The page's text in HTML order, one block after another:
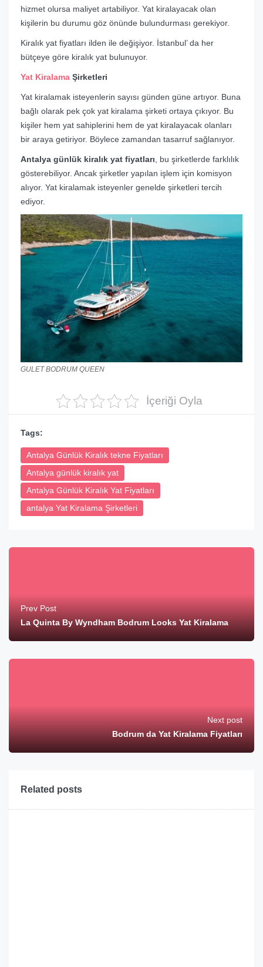
hizmet olursa maliyet artabiliyor. Yat kiralayacak olan
kişilerin bu durumu göz önünde bulundurması gerekiyor.
Kiralık yat fiyatları ilden ile değişiyor. İstanbul’ da her
bütçeye göre kiralık yat bulunuyor.
Yat Kiralama Şirketleri
Yat kiralamak isteyenlerin sayısı günden güne artıyor. Buna
bağlı olarak pek çok yat kiralama şirketi ortaya çıkıyor. Bu
kişiler hem yat sahiplerini hem de yat kiralayacak olanları
bir araya getiriyor. Böylece zamandan tasarruf sağlanıyor.
Antalya günlük kiralık yat fiyatları , bu şirketlerde farklılık
gösterebiliyor. Ancak şirketler yapılan işlem için komisyon
alıyor. Yat kiralamak isteyenler genelde şirketleri tercih
ediyor.
GULET BODRUM QUEEN
İçeriği Oyla
Tags:
Antalya Günlük Kiralık tekne Fiyatları
Antalya günlük kiralık yat
Antalya Günlük Kiralık Yat Fiyatları
antalya Yat Kiralama Şirketleri
Prev Post
La Quinta By Wyndham Bodrum Looks Yat Kiralama
Next post
Bodrum da Yat Kiralama Fiyatları
Related posts